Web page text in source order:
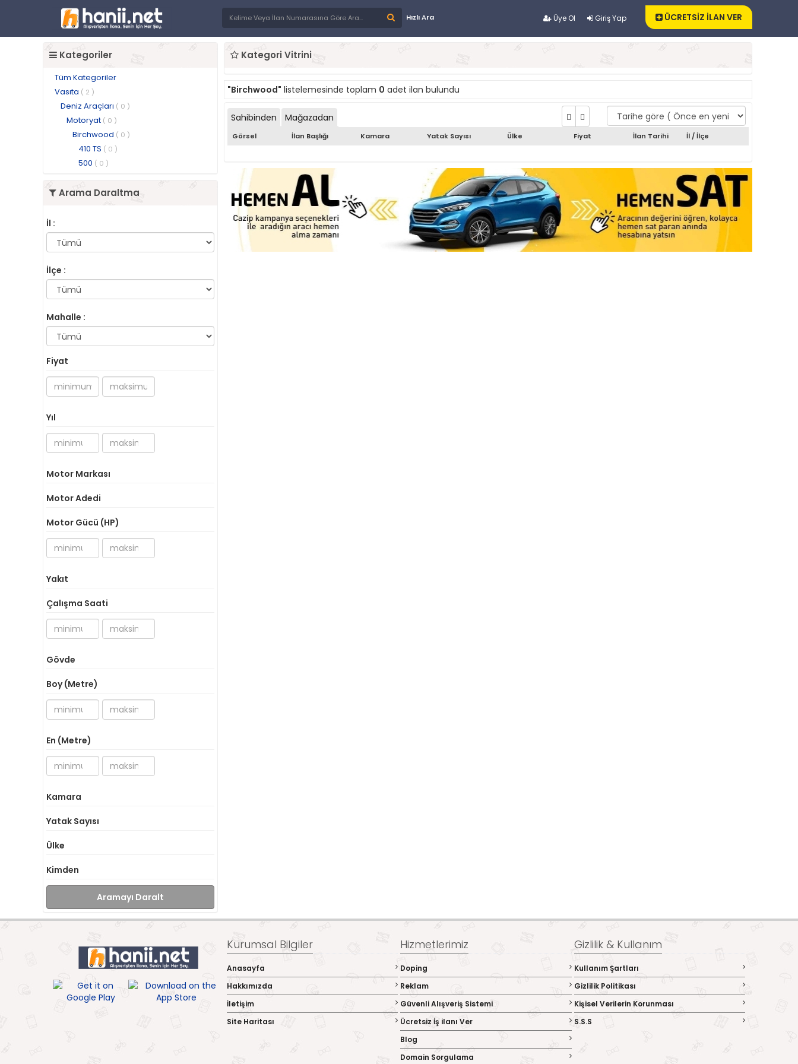
Üye Ol Giriş Yap
Hızlı Ara ÜCRETSİZ İLAN VER
Kategoriler
Tüm Kategoriler
Vasıta ( 2 )
Deniz Araçları ( 0 )
Motoryat ( 0 )
Birchwood ( 0 )
410 TS ( 0 )
500 ( 0 )
Arama Daraltma
İl :
İlçe :
Mahalle :
Fiyat
Yıl
Motor Markası
Motor Adedi
Motor Gücü (HP)
Yakıt
Çalışma Saati
Gövde
Boy (Metre)
En (Metre)
Kamara
Yatak Sayısı
Ülke
Kimden
Aramayı Daralt
Kategori Vitrini
"Birchwood" listelemesinde toplam 0 adet ilan bulundu
Sahibinden Mağazadan
Görsel İlan Başlığı Kamara Yatak Sayısı Ülke Fiyat İlan Tarihi İl / İlçe
Kurumsal Bilgiler
Anasayfa
Hakkımızda
İletişim
Site Haritası
Hizmetlerimiz
Doping
Reklam
Güvenli Alışveriş Sistemi
Ücretsiz İş ilanı Ver
Blog
Domain Sorgulama
Gizlilik & Kullanım
Kullanım Şartları
Gizlilik Politikası
Kişisel Verilerin Korunması
S.S.S